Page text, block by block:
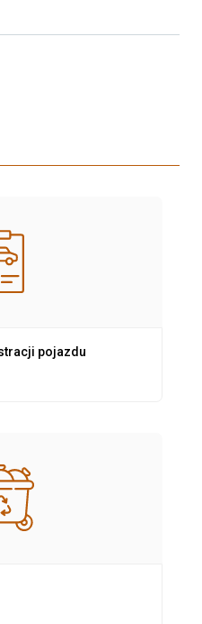
pojazdu